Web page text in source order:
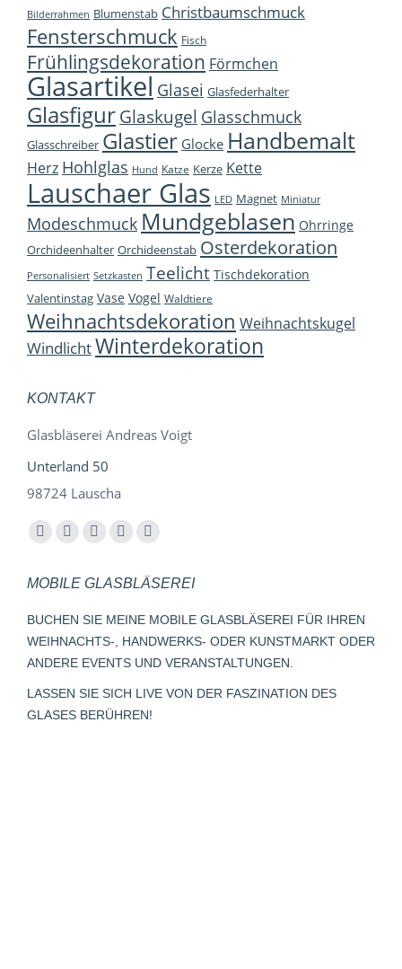
Bilderrahmen Blumenstab Christbaumschmuck
Fensterschmuck Fisch
Frühlingsdekoration Förmchen
Glasartikel Glasei Glasfederhalter
Glasfigur Glaskugel Glasschmuck
Glasschreiber Glastier Glocke Handbemalt
Herz Hohlglas Hund Katze Kerze Kette
Lauschaer Glas LED Magnet Miniatur
Modeschmuck Mundgeblasen Ohrringe
Orchideenhalter Orchideenstab Osterdekoration
Personalisiert Setzkasten Teelicht Tischdekoration
Valentinstag Vase Vogel Waldtiere
Weihnachtsdekoration Weihnachtskugel
WindlichtWinterdekoration
KONTAKT
Glasbläserei Andreas Voigt
Unterland 50
98724 Lauscha
Finden Sie uns auf:
Facebook
opens
in
new
window
YouTube
opens
in
new
window
Instagram
opens
in
new
window
E-
page
opens
in
new
Whatsapp
opens
in
new
window
MOBILE GLASBLÄSEREI
BUCHEN SIE MEINE MOBILE GLASBLÄSEREI FÜR IHREN
WEIHNACHTS-, HANDWERKS- ODER KUNSTMARKT ODER
ANDERE EVENTS UND VERANSTALTUNGEN.
LASSEN SIE SICH LIVE VON DER FASZINATION DES
GLASES BERÜHREN!